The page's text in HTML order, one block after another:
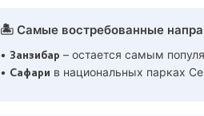
🏝️ Самые востребованные
• Занзибар – остается самым
• Сафари в национальных парках